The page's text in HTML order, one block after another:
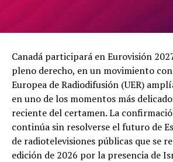
Canadá participará en Eurovisión
pleno derecho, en un movimiento
Europea de Radiodifusión (UER)
en uno de los momentos más
reciente del certamen. La
continúa sin resolverse el futuro de
de radiotelevisiones públicas que se
edición de 2026 por la presencia de